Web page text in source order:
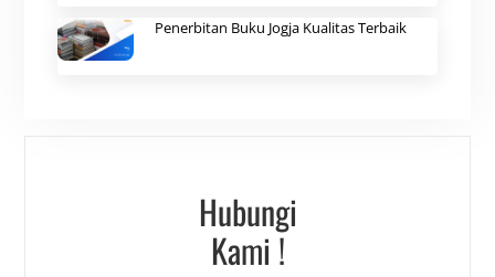
Penerbitan Buku Jogja Kualitas Terbaik
Hubungi
Kami !